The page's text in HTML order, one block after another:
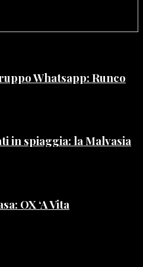
Whatsapp: Runco
in spiaggia: la Malvasia
OX ‘A Vita